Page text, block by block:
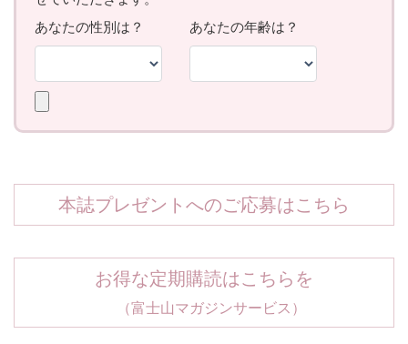
本誌プレゼントへのご応募はこちら
お得な定期購読はこちらを
（富士山マガジンサービス）